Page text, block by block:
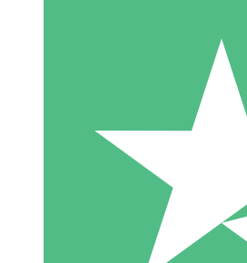
10 Downloaden
20 00